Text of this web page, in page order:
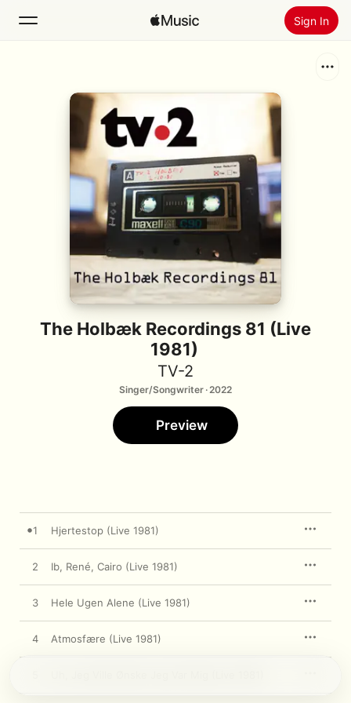
Sign In
Radio
Install Apple Music
The Holbæk Recordings 81 (Live
1981)
TV-2
Singer/Songwriter · 2022
Preview
1 Hjertestop (Live 1981)
2 Ib, René, Cairo (Live 1981)
3 Hele Ugen Alene (Live 1981)
4 Atmosfære (Live 1981)